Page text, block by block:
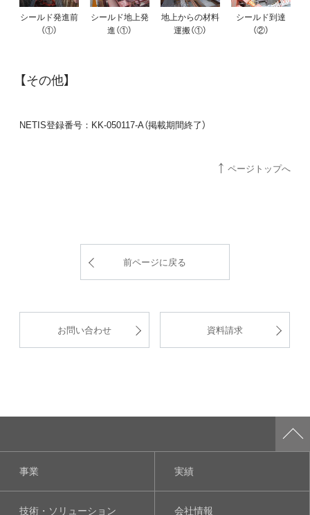
シールド発進前
（①）
シールド地上発
進（①）
地上からの材料
運搬（①）
シールド到達
（②）
【その他】
NETIS登録番号：KK-050117-A（掲載期間終了）
ページトップへ
前ページに戻る
お問い合わせ 資料請求
事業 実績
技術・ソリューション 会社情報